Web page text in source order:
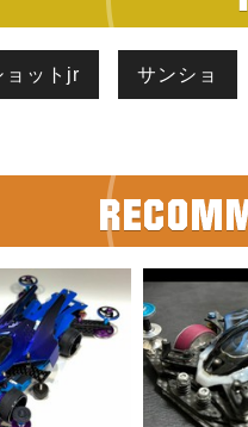
ョットjr サンショ